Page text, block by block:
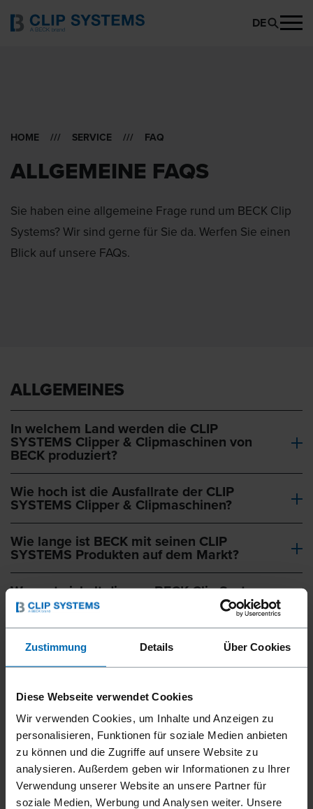
Zustimmung Details Über Cookies
Diese Webseite verwendet Cookies
Wir verwenden Cookies, um Inhalte und Anzeigen zu
personalisieren, Funktionen für soziale Medien anbieten
zu können und die Zugriffe auf unsere Website zu
analysieren. Außerdem geben wir Informationen zu Ihrer
Verwendung unserer Website an unsere Partner für
soziale Medien, Werbung und Analysen weiter. Unsere
DE
HOME ///SERVICE /// FAQ
ALLGEMEINE FAQS
Sie haben eine allgemeine Frage rund um BECK Clip
Systems? Wir sind gerne für Sie da. Werfen Sie einen
Blick auf unsere FAQs.
ALLGEMEINES
In welchem Land werden die CLIP
SYSTEMS Clipper & Clipmaschinen von
BECK produziert?
Wie hoch ist die Ausfallrate der CLIP
SYSTEMS Clipper & Clipmaschinen?
Wie lange ist BECK mit seinen CLIP
SYSTEMS Produkten auf dem Markt?
Wer entwickelt die von BECK Clip Systems
hergestellten Clipper & Clipmaschinen?
Werden die CLIP SYSTEMS Aluminium
Clips von BECK selbst hergestellt?
Was sind die Vorteile, wenn man das CLIP
SYSTEMS System, bestehend aus Clipper
und Aluminium Clips, von BECK Clip
Systems kauft?
In welchen Branchen können CLIP
SYSTEMS Clipper & Clipmaschinen von
BECK eingesetzt werden?